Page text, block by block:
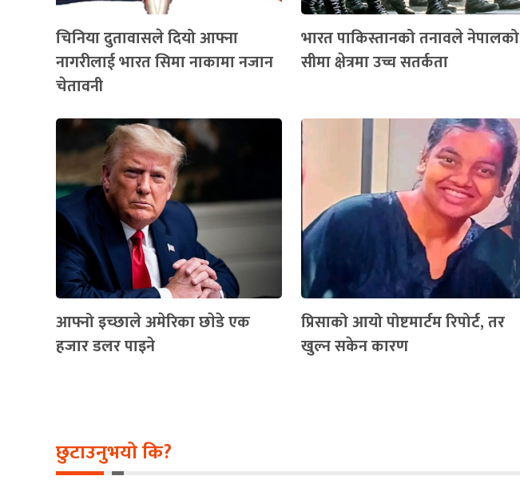
चिनिया दुतावासले दियो आफ्ना
नागरीलाई भारत सिमा नाकामा नजान
चेतावनी
भारत पाकिस्तानको तनावले नेपालको
सीमा क्षेत्रमा उच्च सतर्कता
आफ्नो इच्छाले अमेरिका छाेडे एक
हजार डलर पाइने
प्रिसाको आयो पोष्टमार्टम रिपोर्ट, तर
खुल्न सकेन कारण
छुटाउनुभयो कि?